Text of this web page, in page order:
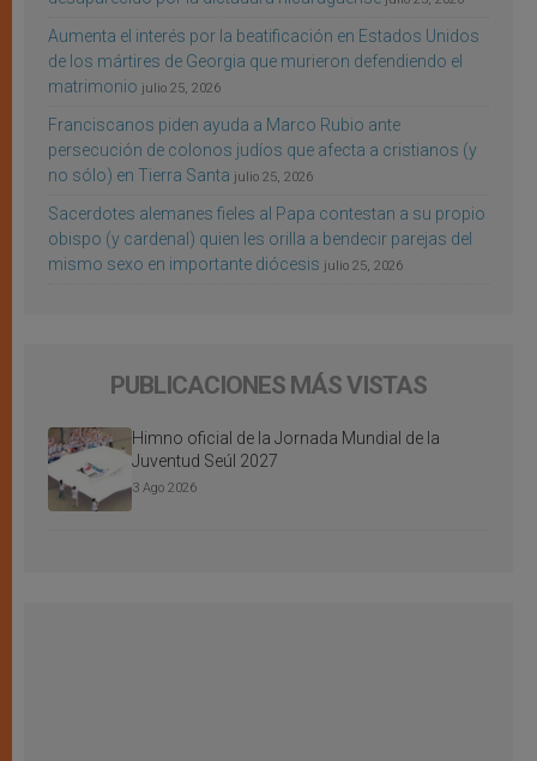
Aumenta el interés por la beatificación en Estados Unidos
de los mártires de Georgia que murieron defendiendo el
matrimonio julio 25, 2026
Franciscanos piden ayuda a Marco Rubio ante
persecución de colonos judíos que afecta a cristianos (y
no sólo) en Tierra Santa julio 25, 2026
Sacerdotes alemanes fieles al Papa contestan a su propio
obispo (y cardenal) quien les orilla a bendecir parejas del
mismo sexo en importante diócesis julio 25, 2026
PUBLICACIONES MÁS VISTAS
Himno oficial de la Jornada Mundial de la
Juventud Seúl 2027
3 Ago 2026